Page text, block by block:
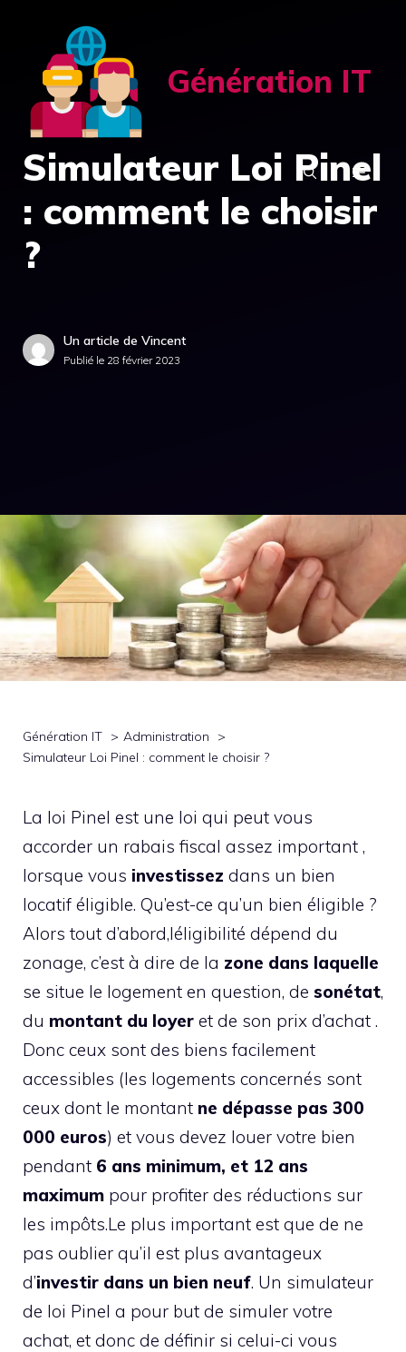
contenu
Génération IT
MENU
Simulateur Loi Pinel
: comment le choisir
?
Un article de Vincent
Publié le 28 février 2023
Génération IT
Administration
Simulateur Loi Pinel : comment le choisir ?
La loi Pinel est une loi qui peut vous
accorder un rabais fiscal assez important ,
lorsque vous investissez dans un bien
locatif éligible. Qu’est-ce qu’un bien éligible ?
Alors tout d’abord,léligibilité dépend du
zonage, c’est à dire de la zone dans laquelle
se situe le logement en question, de sonétat,
du montant du loyer et de son prix d’achat .
Donc ceux sont des biens facilement
accessibles (les logements concernés sont
ceux dont le montant ne dépasse pas 300
000 euros) et vous devez louer votre bien
pendant 6 ans minimum, et 12 ans
maximum pour profiter des réductions sur
les impôts.Le plus important est que de ne
pas oublier qu’il est plus avantageux
d’investir dans un bien neuf. Un simulateur
de loi Pinel a pour but de simuler votre
achat, et donc de définir si celui-ci vous